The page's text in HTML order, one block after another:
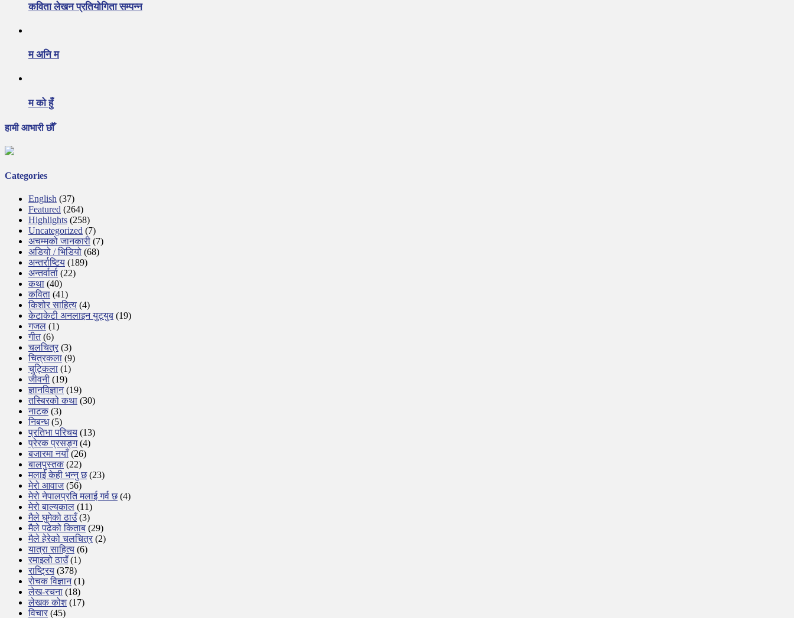
कविता लेखन प्रतियोगिता सम्पन्न
म अनि म
म को हुँ
हामी आभारी छौँ
Categories
English (37)
Featured (264)
Highlights (258)
Uncategorized (7)
अचम्मको जानकारी (7)
अडियो / भिडियो (68)
अन्तर्राष्टिय (189)
अन्तर्वार्ता (22)
कथा (40)
कविता (41)
किशोर साहित्य (4)
केटाकेटी अनलाइन युट्युब (19)
गजल (1)
गीत(6)
चलचित्र (3)
चित्रकला (9)
चुट्किला (1)
जीवनी (19)
ज्ञानविज्ञान(19)
तस्बिरको कथा (30)
नाटक(3)
निबन्ध(5)
प्रतिभा परिचय (13)
प्रेरक प्रसङ्ग(4)
बजारमा नयाँ(26)
बालपुस्तक(22)
मलाई केही भन्नु छ(23)
मेरो आवाज(56)
मेरो नेपालप्रति मलाई गर्व छ(4)
मेरो बाल्यकाल (11)
मैले घुमेको ठाउँ(3)
मैले पढेको किताब (29)
मैले हेरेको चलचित्र (2)
यात्रा साहित्य (6)
रमाइलो ठाउँ(1)
राष्ट्रिय (378)
रोचक विज्ञान(1)
लेख-रचना (18)
लेखक कोश(17)
विचार (45)